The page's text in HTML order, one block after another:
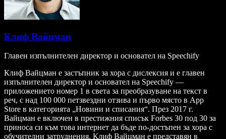
Клиф Вайцман
Главен изпълнителен директор и основател на Speechify
Клиф Вайцман е застъпник за хора с дислексия и е главен
изпълнителен директор и основател на Speechify —
приложението номер 1 в света за преобразуване на текст в
реч, с над 100 000 петзвездни отзива и първо място в App
Store в категорията „Новини и списания“. През 2017 г.
Вайцман е включен в престижния списък Forbes 30 под 30 за
приноса си към това интернет да бъде по-достъпен за хора с
обучителни затруднения. Клиф Вайцман е представян в